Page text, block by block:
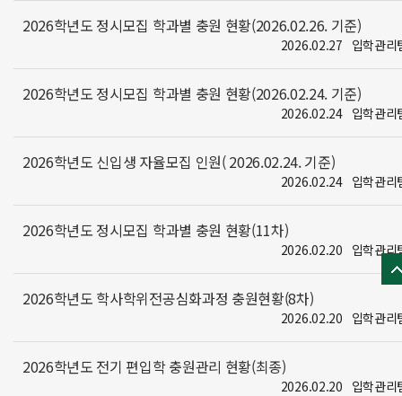
2026학년도 정시모집 학과별 충원 현황(2026.02.26. 기준)
입학관리
2026.02.27
2026학년도 정시모집 학과별 충원 현황(2026.02.24. 기준)
입학관리
2026.02.24
2026학년도 신입생 자율모집 인원( 2026.02.24. 기준)
입학관리
2026.02.24
2026학년도 정시모집 학과별 충원 현황(11차)
입학관리
2026.02.20
2026학년도 학사학위전공심화과정 충원현황(8차)
입학관리
2026.02.20
2026학년도 전기 편입학 충원관리 현황(최종)
입학관리
2026.02.20